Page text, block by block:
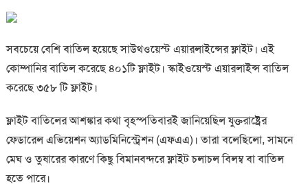
সবচেয়ে বেশি বাতিল হয়েছে সাউথওয়েস্ট এয়ারলাইন্সের ফ্লাইট। এই
কোম্পানির বাতিল করেছে ৪০১টি ফ্লাইট। স্কাইওয়েস্ট এয়ারলাইন্স বাতিল
করেছে ৩৫৮ টি ফ্লাইট।
ফ্লাইট বাতিলের আশঙ্কার কথা বৃহস্পতিবারই জানিয়েছিল যুক্তরাষ্ট্রের
ফেডারেল এভিয়েশন অ্যাডমিনিস্ট্রেশন (এফএএ)। তারা বলেছিলো, সামনে
মেঘ ও তুষারের কারণে কিছু বিমানবন্দরে ফ্লাইট চলাচল বিলম্ব বা বাতিল
হতে পারে।